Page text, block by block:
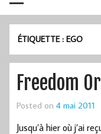
ÉTIQUETTE :EGO
Freedom
Posted on 4 mai 2011
Jusqu’à hier où j’ai